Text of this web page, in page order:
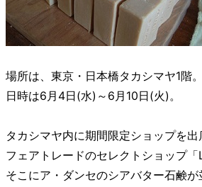
場所は、東京・日本橋タカシマヤ1階。
日時は6月4日(水)～6月10日(火)。
タカシマヤ内に期間限定ショップを出
フェアトレードのセレクトショップ「
そこにア・ダンセのシアバター石鹸